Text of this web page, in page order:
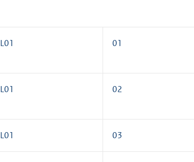
L01 01
L01 02
L01 03